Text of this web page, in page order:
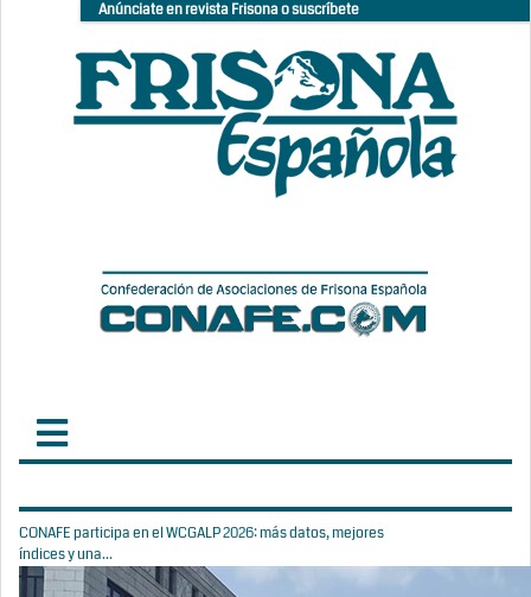
Anúnciate en revista Frisona o suscríbete
CONAFE participa en el WCGALP 2026: más datos, mejores
índices y una...